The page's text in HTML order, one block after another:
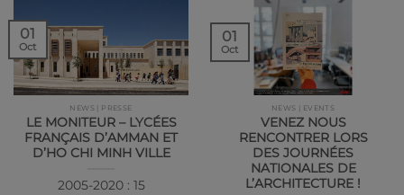
NEWS | PRESSE
LE MONITEUR – LYCÉES
FRANÇAIS D’AMMAN ET
D’HO CHI MINH VILLE
2005-2020 : 15
01
Oct
NEWS | EVENTS
VENEZ NOUS
RENCONTRER LORS
DES JOURNÉES
NATIONALES DE
L’ARCHITECTURE !
01
Oct